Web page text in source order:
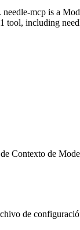
mcp is a
tool, including
Contexto de
de